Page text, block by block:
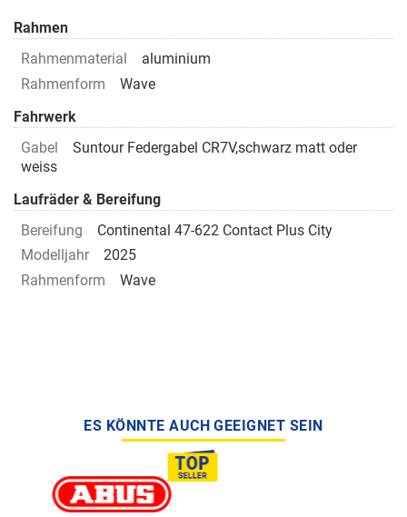
Rahmen
Rahmenmaterial
aluminium
Rahmenform
Wave
Fahrwerk
Gabel
Suntour Federgabel CR7V,schwarz matt oder
weiss
Laufräder & Bereifung
Bereifung
Continental 47-622 Contact Plus City
Modelljahr
2025
Rahmenform
Wave
ES KÖNNTE AUCH GEEIGNET SEIN